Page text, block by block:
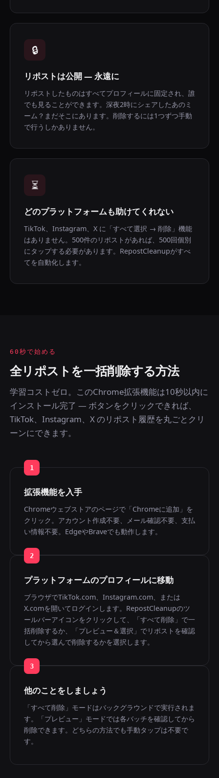
🔒
リポストは公開 — 永遠に
リポストしたものはすべてプロフィールに固定され、誰
でも見ることができます。深夜2時にシェアしたあのミ
ーム？まだそこにあります。削除するには1つずつ手動
で行うしかありません。
⏳
どのプラットフォームも助けてくれない
TikTok、Instagram、X に「すべて選択 → 削除」機能
はありません。500件のリポストがあれば、500回個別
にタップする必要があります。RepostCleanupがすべ
てを自動化します。
60秒で始める
全リポストを一括削除する方法
学習コストゼロ。このChrome拡張機能は10秒以内に
インストール完了 — ボタンをクリックできれば、
TikTok、Instagram、X のリポスト履歴を丸ごとクリ
ーンにできます。
1
拡張機能を入手
Chromeウェブストアのページで「Chromeに追加」を
クリック。アカウント作成不要、メール確認不要、支払
い情報不要。EdgeやBraveでも動作します。
2
プラットフォームのプロフィールに移動
ブラウザでTikTok.com、Instagram.com、または
X.comを開いてログインします。RepostCleanupのツ
ールバーアイコンをクリックして、「すべて削除」で一
括削除するか、「プレビュー＆選択」でリポストを確認
してから選んで削除するかを選択します。
3
他のことをしましょう
「すべて削除」モードはバックグラウンドで実行されま
す。「プレビュー」モードでは各バッチを確認してから
削除できます。どちらの方法でも手動タップは不要で
す。